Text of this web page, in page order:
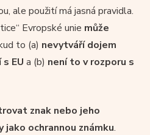
ale použití má jasná pravidla.
Evropské unie může
to (a) nevytváří dojem
EU a (b) není to v rozporu s
znak nebo jeho
ochrannou známku.